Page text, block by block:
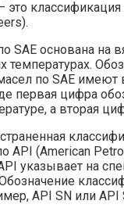
это классификация
SAE основана на
температурах.
по SAE имеют
первая цифра
а вторая
API (American
указывает на
API SN или API